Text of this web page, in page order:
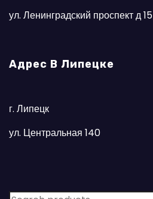
ул. Ленинградский проспект д 15
Адрес В Липецке
г. Липецк
ул. Центральная 140